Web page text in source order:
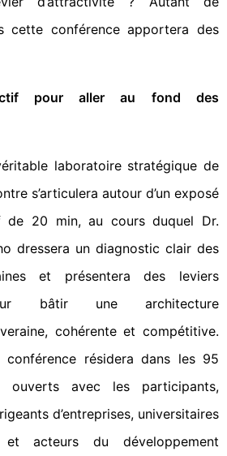
cette conférence apportera des
pour aller au fond des
laboratoire stratégique de
s’articulera autour d’un exposé
de 20 min, au cours duquel Dr.
dressera un diagnostic clair des
et présentera des leviers
bâtir une architecture
cohérente et compétitive.
résidera dans les 95
ouverts avec les participants,
d’entreprises, universitaires
acteurs du développement